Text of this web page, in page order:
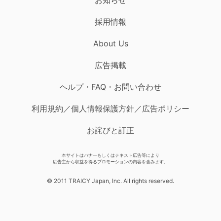
採用情報
About Us
広告掲載
ヘルプ・FAQ・お問い合わせ
利用規約／個人情報保護方針／広告ポリシー
お詫びと訂正
本サイトはバナーもしくはテキスト広告等により
広告主から収益を得るプロモーションの内容を含みます。
© 2011 TRAICY Japan, Inc. All rights reserved.